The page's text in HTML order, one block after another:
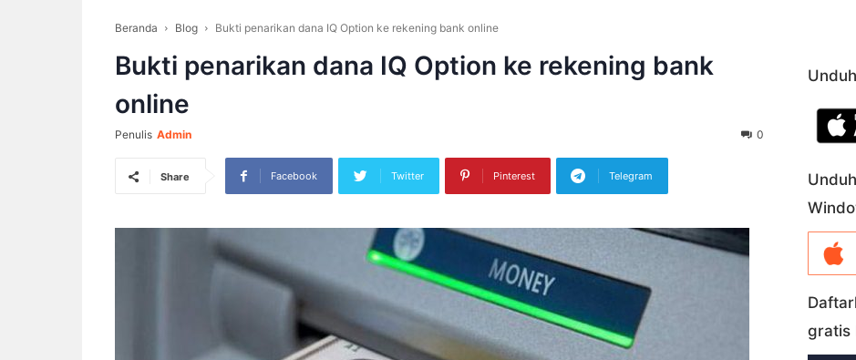
Beranda Blog Bukti penarikan dana IQ Option ke rekening bank online
Bukti penarikan dana IQ Option ke rekening bank
online
Penulis Admin 0
Share Facebook Twitter Pinterest Telegram
gratis